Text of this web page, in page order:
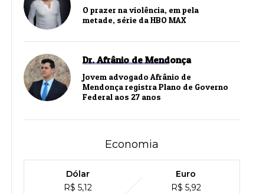
O prazer na violência, em pela
metade, série da HBO MAX
Dr. Afrânio de Mendonça
Jovem advogado Afrânio de
Mendonça registra Plano de Governo
Federal aos 27 anos
Economia
Dólar
R$ 5,12
Euro
R$ 5,92